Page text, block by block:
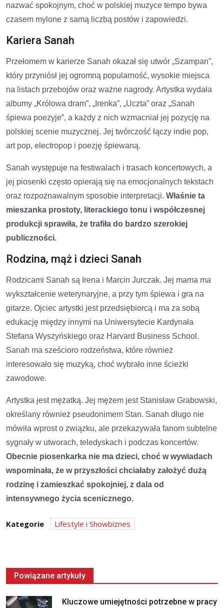
nazwać spokojnym, choć w polskiej muzyce tempo bywa
czasem mylone z samą liczbą postów i zapowiedzi.
Kariera Sanah
Przełomem w karierze Sanah okazał się utwór „Szampan”,
który przyniósł jej ogromną popularność, wysokie miejsca
na listach przebojów oraz ważne nagrody. Artystka wydała
albumy „Królowa dram”, „Irenka”, „Uczta” oraz „Sanah
śpiewa poezyje”, a każdy z nich wzmacniał jej pozycję na
polskiej scenie muzycznej. Jej twórczość łączy indie pop,
art pop, electropop i poezję śpiewaną.
Sanah występuje na festiwalach i trasach koncertowych, a
jej piosenki często opierają się na emocjonalnych tekstach
oraz rozpoznawalnym sposobie interpretacji. Właśnie ta
mieszanka prostoty, literackiego tonu i współczesnej
produkcji sprawiła, że trafiła do bardzo szerokiej
publiczności.
Rodzina, mąż i dzieci Sanah
Rodzicami Sanah są Irena i Marcin Jurczak. Jej mama ma
wykształcenie weterynaryjne, a przy tym śpiewa i gra na
gitarze. Ojciec artystki jest przedsiębiorcą i ma za sobą
edukację między innymi na Uniwersytecie Kardynała
Stefana Wyszyńskiego oraz Harvard Business School.
Sanah ma sześcioro rodzeństwa, które również
interesowało się muzyką, choć wybrało inne ścieżki
zawodowe.
Artystka jest mężatką. Jej mężem jest Stanisław Grabowski,
określany również pseudonimem Stan. Sanah długo nie
mówiła wprost o związku, ale przekazywała fanom subtelne
sygnały w utworach, teledyskach i podczas koncertów.
Obecnie piosenkarka nie ma dzieci, choć w wywiadach
wspominała, że w przyszłości chciałaby założyć dużą
rodzinę i zamieszkać spokojniej, z dala od
intensywnego życia scenicznego.
Kategorie Lifestyle i Showbiznes
Powiązane artykuły
Kluczowe umiejętności potrzebne w pracy